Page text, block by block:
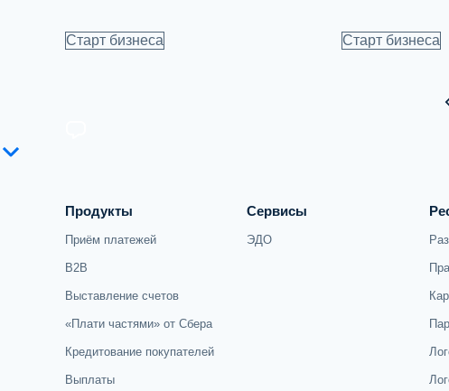
Старт бизнеса Старт бизнеса
Продукты
Приём платежей
B2B
Выставление счетов
«Плати частями» от Сбера
Кредитование покупателей
Выплаты
Сервисы
ЭДО